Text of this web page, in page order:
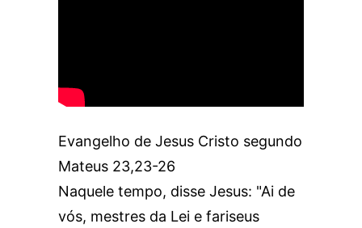
Evangelho de Jesus Cristo segundo
Mateus 23,23-26
Naquele tempo, disse Jesus: "Ai de
vós, mestres da Lei e fariseus